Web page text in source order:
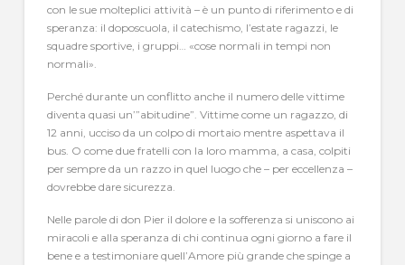
con le sue molteplici attività – è un punto di riferimento e di
speranza: il doposcuola, il catechismo, l’estate ragazzi, le
squadre sportive, i gruppi… «cose normali in tempi non
normali».
Perché durante un conflitto anche il numero delle vittime
diventa quasi un’”abitudine”. Vittime come un ragazzo, di
12 anni, ucciso da un colpo di mortaio mentre aspettava il
bus. O come due fratelli con la loro mamma, a casa, colpiti
per sempre da un razzo in quel luogo che – per eccellenza –
dovrebbe dare sicurezza.
Nelle parole di don Pier il dolore e la sofferenza si uniscono ai
miracoli e alla speranza di chi continua ogni giorno a fare il
bene e a testimoniare quell’Amore più grande che spinge a